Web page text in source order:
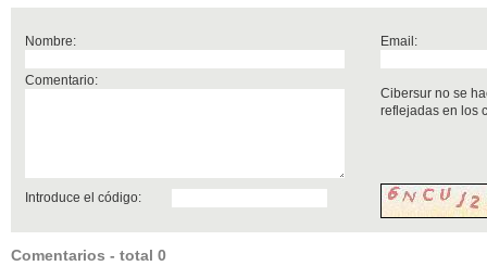
Nombre: Email:
Comentario:
Cibersur no se
reflejadas en los
Introduce el código:
Comentarios - total 0